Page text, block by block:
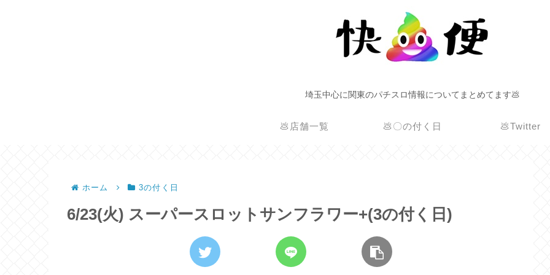
埼玉中心に関東のパチスロ情報についてまとめてます💩
💩店舗一覧 💩〇の付く日 💩Twitter
ホーム 3の付く日
6/23(火) スーパースロットサンフラワー+(3の付く日)